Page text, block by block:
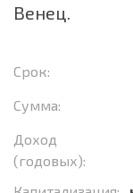
Венец.
Срок:
Сумма:
Доход
(годовых):